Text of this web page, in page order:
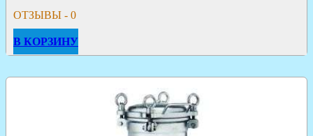
ОТЗЫВЫ - 0
В КОРЗИНУ